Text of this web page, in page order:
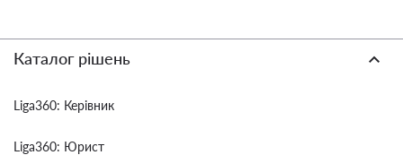
Каталог рішень
Liga360: Керівник
Liga360: Юрист